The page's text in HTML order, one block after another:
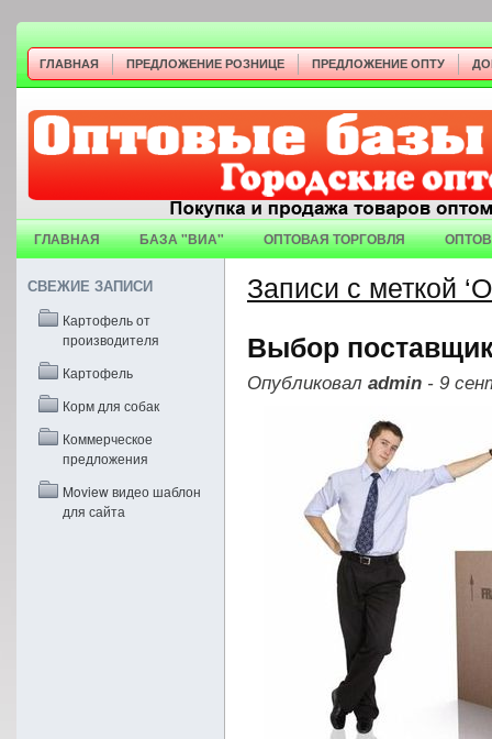
ГЛАВНАЯ ПРЕДЛОЖЕНИЕ РОЗНИЦЕ ПРЕДЛОЖЕНИЕ ОПТУ
ГЛАВНАЯ БАЗА "ВИА" ОПТОВАЯ ТОРГОВЛЯ
СВЕЖИЕ ЗАПИСИ
Картофель от
производителя
Картофель
Корм для собак
Коммерческое
предложения
Moview видео шаблон
для сайта
Записи с меткой
Выбор
Опубликовал admin - 9